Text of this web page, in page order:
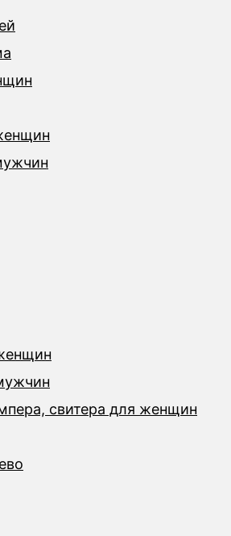
свитера для женщин